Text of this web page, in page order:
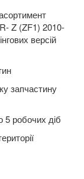
Z (ZF1) 2010-
версій
запчастину
5 робочих діб